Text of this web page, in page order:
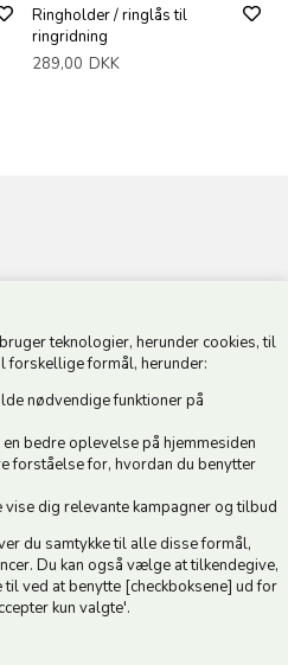
teknologier, herunder cookies, til
forskellige formål, herunder:
nødvendige funktioner på
bedre oplevelse på hjemmesiden
forståelse for, hvordan du benytter
dig relevante kampagner og tilbud
du samtykke til alle disse formål,
Du kan også vælge at tilkendegive,
ved at benytte [checkboksene] ud for
kun valgte'.
Ringholder / ringlås til
ringridning
289,00 DKK
| Middagslukket 12.00-12.30 |
modtag gode tilbud :)